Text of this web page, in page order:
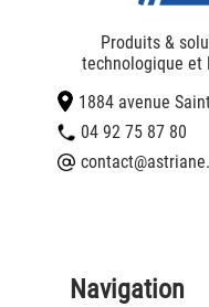
Produits &
technologique et
1884 avenue
04 92 75 87 80
Navigation